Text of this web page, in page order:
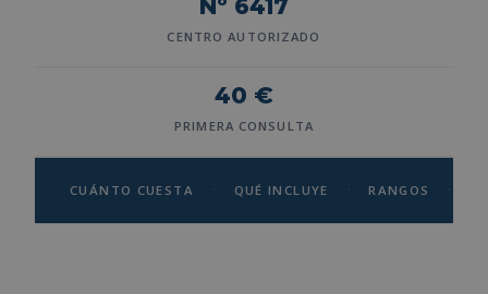
Nº 6417
CENTRO AUTORIZADO
40 €
PRIMERA CONSULTA
CUÁNTO CUESTA · QUÉ INCLUYE · RANGOS ·